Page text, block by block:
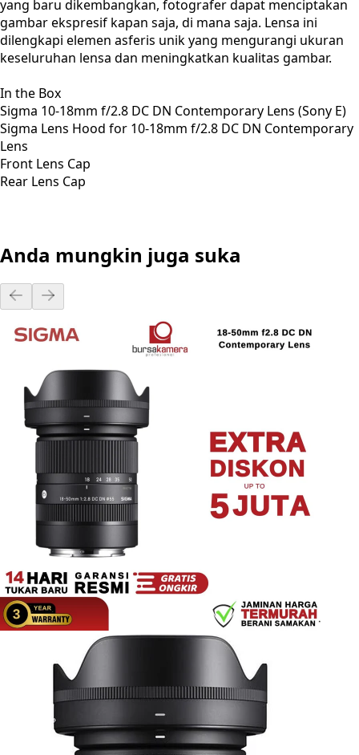
yang baru dikembangkan, fotografer dapat menciptakan
gambar ekspresif kapan saja, di mana saja. Lensa ini
dilengkapi elemen asferis unik yang mengurangi ukuran
keseluruhan lensa dan meningkatkan kualitas gambar.
In the Box
Sigma 10-18mm f/2.8 DC DN Contemporary Lens (Sony E)
Sigma Lens Hood for 10-18mm f/2.8 DC DN Contemporary
Lens
Front Lens Cap
Rear Lens Cap
Anda mungkin juga suka